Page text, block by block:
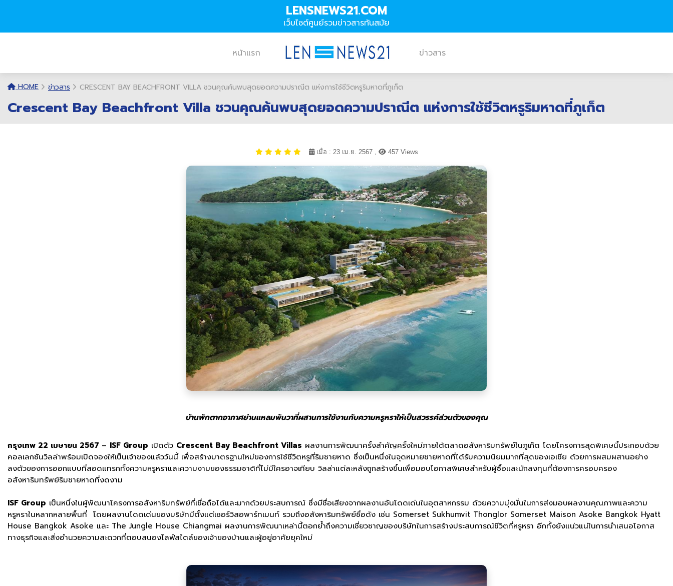
LENSNEWS21.COM
เว็บไซต์ศูนย์รวมข่าวสารทันสมัย
หน้าแรก ข่าวสาร
HOME ข่าวสาร CRESCENT BAY BEACHFRONT VILLA ชวนคุณค้นพบสุดยอดความปราณีต แห่งการใช้ชีวิตหรูริมหาดที่ภูเก็ต
Crescent Bay Beachfront Villa ชวนคุณค้นพบสุดยอดความปราณีต แห่งการใช้ชีวิตหรูริมหาดที่ภูเก็ต
เมื่อ : 23 เม.ย. 2567 , 457 Views
บ้านพักตากอากาศย่านแหลมพันวาที่ผสานการใช้งานกับความหรูหราให้เป็นสวรรค์ส่วนตัวของคุณ
กรุงเทพ 22 เมษายน 2567 – ISF Group เปิดตัว Crescent Bay Beachfront Villas ผลงานการพัฒนาครั้งสำคัญครั้งใหม่ภายใต้ตลาดอสังหาริมทรัพย์ในภูเก็ต โดยโครงการสุดพิเศษนี้ประกอบด้วย
คอลเลกชันวิลล่าพร้อมเปิดจองให้เป็นเจ้าของแล้ววันนี้ เพื่อสร้างมาตรฐานใหม่ของการใช้ชีวิตหรูที่ริมชายหาด ซึ่งเป็นหนึ่งในจุดหมายชายหาดที่ได้รับความนิยมมากที่สุดของเอเชีย ด้วยการผสมผสานอย่าง
ลงตัวของการออกแบบที่สอดแทรกทั้งความหรูหราและความงามของธรรมชาติที่ไม่มีใครอาจเทียบ วิลล่าแต่ละหลังถูกสร้างขึ้นเพื่อมอบโอกาสพิเศษสำหรับผู้ซื้อและนักลงทุนที่ต้องการครอบครอง
อสังหาริมทรัพย์ริมชายหาดที่งดงาม
ISF Group เป็นหนึ่งในผู้พัฒนาโครงการอสังหาริมทรัพย์ที่เชื่อถือได้และมากด้วยประสบการณ์ ซึ่งมีชื่อเสียงจากผลงานอันโดดเด่นในอุตสาหกรรม ด้วยความมุ่งมั่นในการส่งมอบผลงานคุณภาพและความ
หรูหราในหลากหลายพื้นที่ โดยผลงานโดดเด่นของบริษัทมีตั้งแต่เซอร์วิสอพาร์ทเมนท์ รวมถึงอสังหาริมทรัพย์ชื่อดัง เช่น Somerset Sukhumvit Thonglor Somerset Maison Asoke Bangkok Hyatt
House Bangkok Asoke และ The Jungle House Chiangmai ผลงานการพัฒนาเหล่านี้ตอกย้ำถึงความเชี่ยวชาญของบริษัทในการสร้างประสบการณ์ชีวิตที่หรูหรา อีกทั้งยังแน่วแน่ในการนำเสนอโอกาส
ทางธุรกิจและสิ่งอำนวยความสะดวกที่ตอบสนองไลฟ์สไตล์ของเจ้าของบ้านและผู้อยู่อาศัยยุคใหม่